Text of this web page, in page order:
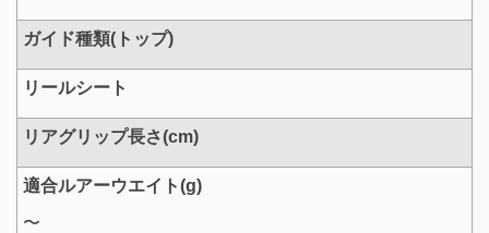
ガイド種類(トップ)
リールシート
リアグリップ長さ(cm)
適合ルアーウエイト(g)
〜